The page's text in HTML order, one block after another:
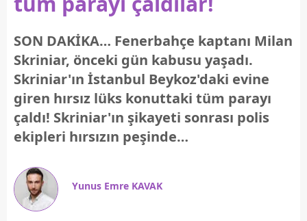
SON DAKİKA… Fenerbahçe kaptanı Milan
Skriniar, önceki gün kabusu yaşadı.
Skriniar'ın İstanbul Beykoz'daki evine
giren hırsız lüks konuttaki tüm parayı
çaldı! Skriniar'ın şikayeti sonrası polis
ekipleri hırsızın peşinde…
Yunus Emre KAVAK